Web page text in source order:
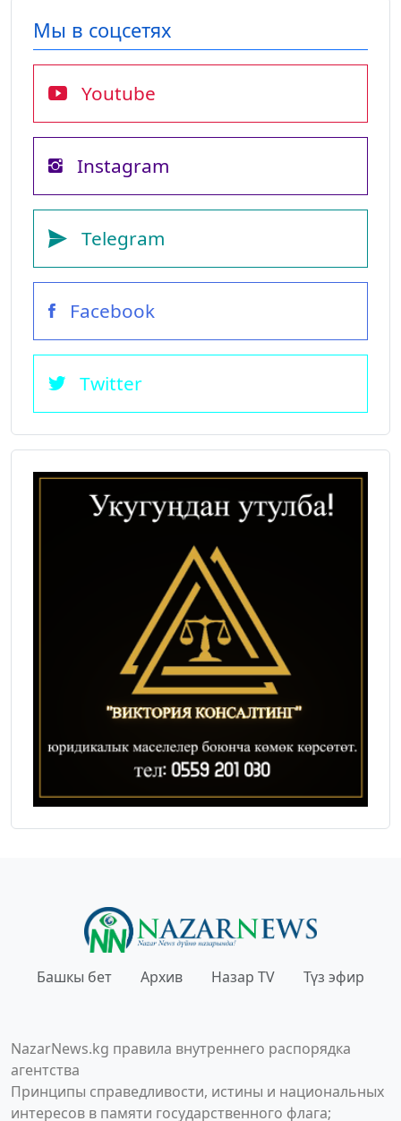
Мы в соцсетях
Youtube
Instagram
Telegram
Facebook
Twitter
Башкы бет Архив Назар TV Түз эфир
NazarNews.kg правила внутреннего распорядка
агентства
Принципы справедливости, истины и национальных
интересов в памяти государственного флага;